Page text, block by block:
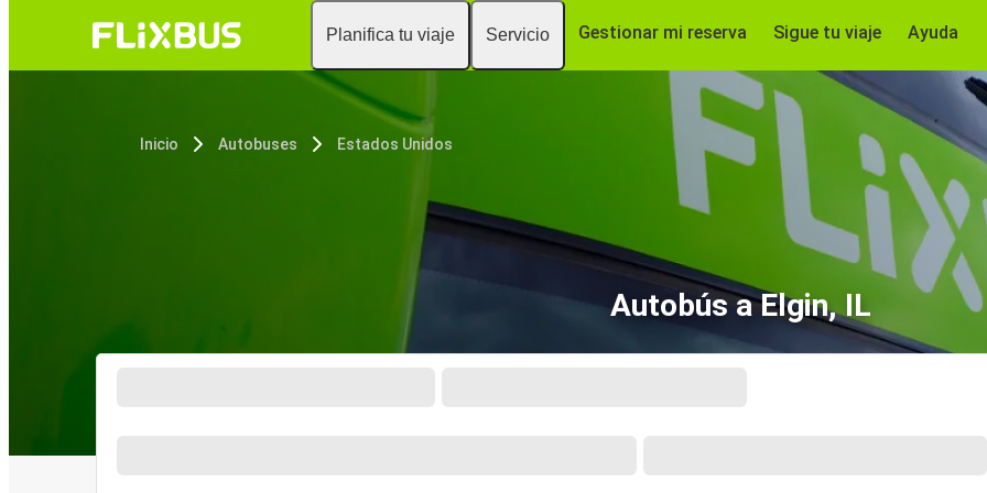
Planifica tu viaje Servicio Gestionar mi reserva Sigue tu viaje Ayuda
Inicio Autobuses Estados Unidos
Autobús a Elgin, IL